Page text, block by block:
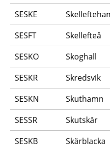
SESKE
SESFT
Skellefteå
SESKO
Skoghall
SESKR
Skredsvik
SESKN
Skuthamn
SESSR
Skutskär
SESKB
Skärblacka